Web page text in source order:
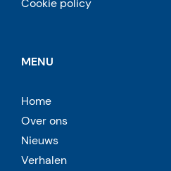
Cookie policy
MENU
Home
Over ons
Nieuws
Verhalen